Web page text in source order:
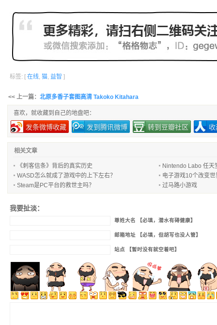
标签: [ 在线, 猫, 益智 ]
<< 上一篇： 北原多香子套图高清 Takoko Kitahara
喜欢，就收藏到自己的地盘吧：
发条微博收藏 发到腾讯微博 转到豆瓣社区
相关文章
《刺客信条》背后的真实历史
Nintendo Labo 任天
WASD怎么就成了游戏中的上下左右？
电子游戏10个改变
Steam是PC平台的救世主吗？
过马路小游戏
我要扯淡：
尊姓大名 【必填，潜水有碍健康】
邮箱地址 【必填，但胡写也没人管】
站点 【暂时没有就空着吧】